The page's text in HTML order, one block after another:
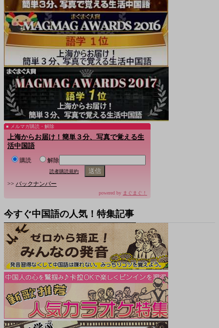
メルマガ購読・解除
上海からお届け！簡単３分、写真で覚える生
活中国語
購読 解除
読者購読規約
>> バックナンバー
powered by まぐまぐ！
今すぐ中国語の人気！特集記事